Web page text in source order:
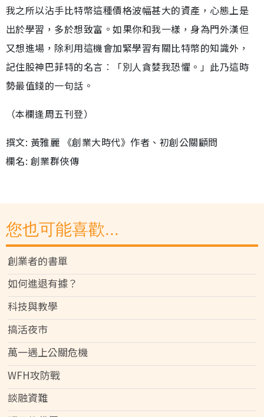
我之所以沾手比特幣這種價格波幅甚大的資產，心態上是
出於學習，多於想致富。如果你和我一樣，身為門外漢但
又想進場，除利用這機會加緊學習有關比特幣的知識外，
記住股神巴菲特的名言︰「別人貪婪我恐懼。」此乃這時
勢最值錢的一句話。
（本欄逢周五刊登）
撰文: 黃雅麗 《創業大時代》作者、初創公關顧問
欄名: 創業群俠傳
您也可能喜歡...
創業者的書單
如何進退有據？
科技與教學
搞活夜市
萬一遇上公關危機
WFH攻防戰
談融資難